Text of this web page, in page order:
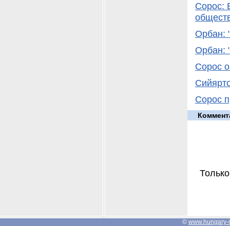
Сорос:
Орбан:
Орбан:
Сорос
Сорос
© www.hungary-